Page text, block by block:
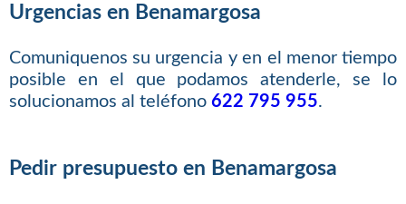
Urgencias en Benamargosa
Comuniquenos su urgencia y en el menor tiempo
posible en el que podamos atenderle, se lo
solucionamos al teléfono 622 795 955.
Pedir presupuesto en Benamargosa